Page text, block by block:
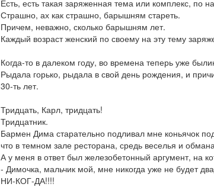
Есть, есть такая заряженная тема или комплекс, по
Страшно, ах как страшно, барышням стареть.
Причем, неважно, сколько барышням лет.
Каждый возраст женский по своему на эту тему
Когда-то в далеком году, во времена теперь уже
Рыдала горько, рыдала в свой день рождения, и
30-ть лет.
Тридцать, Карл, тридцать!
Тридцатник.
Бармен Дима старательно подливал мне коньячок
что в темном зале ресторана, средь веселья и
А у меня в ответ был железобетонный аргумент, на
- Димочка, мальчик мой, мне никогда уже не будет
НИ-КОГ-ДА!!!!